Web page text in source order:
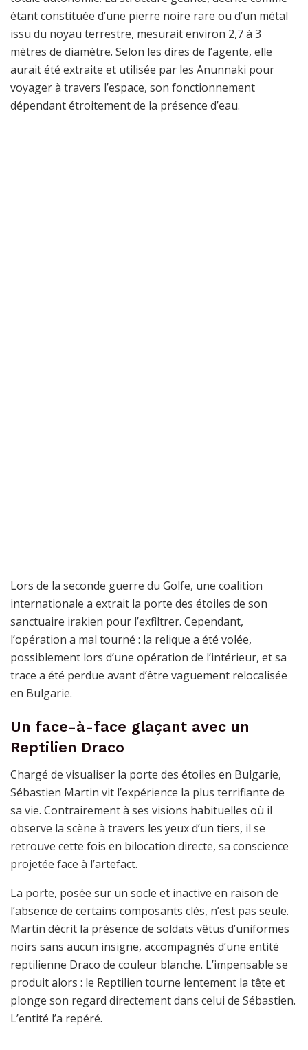
étant constituée d’une pierre noire rare ou d’un métal
issu du noyau terrestre, mesurait environ 2,7 à 3
mètres de diamètre. Selon les dires de l’agente, elle
aurait été extraite et utilisée par les Anunnaki pour
voyager à travers l’espace, son fonctionnement
dépendant étroitement de la présence d’eau.
Lors de la seconde guerre du Golfe, une coalition
internationale a extrait la porte des étoiles de son
sanctuaire irakien pour l’exfiltrer. Cependant,
l’opération a mal tourné : la relique a été volée,
possiblement lors d’une opération de l’intérieur, et sa
trace a été perdue avant d’être vaguement relocalisée
en Bulgarie.
Un face-à-face glaçant avec un
Reptilien Draco
Chargé de visualiser la porte des étoiles en Bulgarie,
Sébastien Martin vit l’expérience la plus terrifiante de
sa vie. Contrairement à ses visions habituelles où il
observe la scène à travers les yeux d’un tiers, il se
retrouve cette fois en bilocation directe, sa conscience
projetée face à l’artefact.
La porte, posée sur un socle et inactive en raison de
l’absence de certains composants clés, n’est pas seule.
Martin décrit la présence de soldats vêtus d’uniformes
noirs sans aucun insigne, accompagnés d’une entité
reptilienne Draco de couleur blanche. L’impensable se
produit alors : le Reptilien tourne lentement la tête et
plonge son regard directement dans celui de Sébastien.
L’entité l’a repéré.